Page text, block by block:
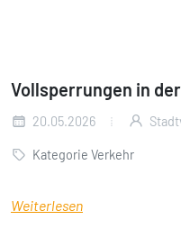
Vollsperrungen in
20.05.2026
Kategorie Verkehr
Weiterlesen